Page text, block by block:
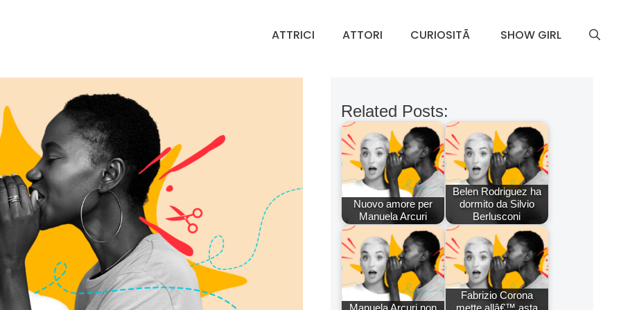
ATTRICI ATTORI CURIOSITÃ SHOW GIRL
Related Posts:
Nuovo amore per
Manuela Arcuri
Belen Rodriguez ha
dormito da Silvio
Berlusconi
Fabrizio Corona